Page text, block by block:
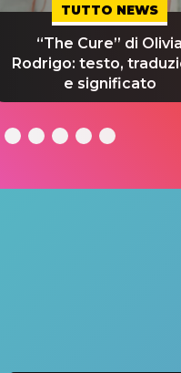
TUTTO NEWS
“The Cure” di Olivia
Rodrigo: testo,
e significato